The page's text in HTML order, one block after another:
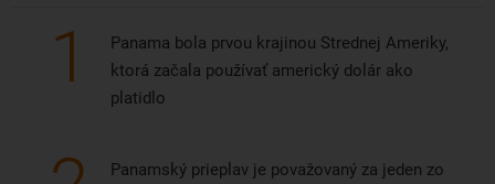
1
Panama bola prvou krajinou Strednej Ameriky,
ktorá začala používať americký dolár ako
platidlo
Panamský prieplav je považovaný za jeden zo